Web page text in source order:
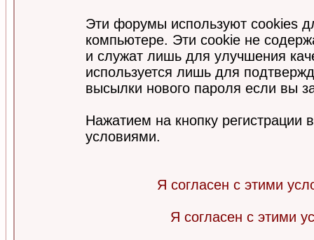
Эти форумы используют cookies
компьютере. Эти cookie не
и служат лишь для улучшения
используется лишь для
высылки нового пароля если вы
Нажатием на кнопку регистрации
условиями.
Я согласен с этими
Я согласен с этими